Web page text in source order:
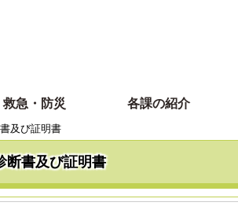
救急・防災 各課の紹介
及び証明書
断書及び証明書